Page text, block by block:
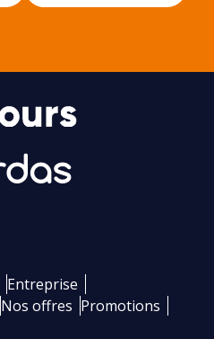
Entreprise
Nos offres Promotions